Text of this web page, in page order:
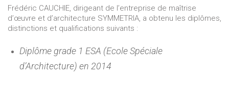
Frédéric CAUCHIE, dirigeant de l’entreprise de maîtrise
d’œuvre et d’architecture SYMMETRIA, a obtenu les diplômes,
distinctions et qualifications suivants :
Diplôme grade 1 ESA (Ecole Spéciale
d’Architecture) en 2014